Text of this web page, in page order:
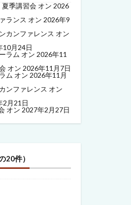
季講習会 オン 2026
ランス オン 2026年9
カンファレンス オン
10月24日
ラム オン 2026年11
オン 2026年11月7日
ム オン 2026年11月
ンファレンス オン
2月21日
オン 2027年2月27日
20件）